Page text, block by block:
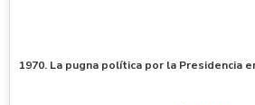
1970. La pugna política por la Presidencia